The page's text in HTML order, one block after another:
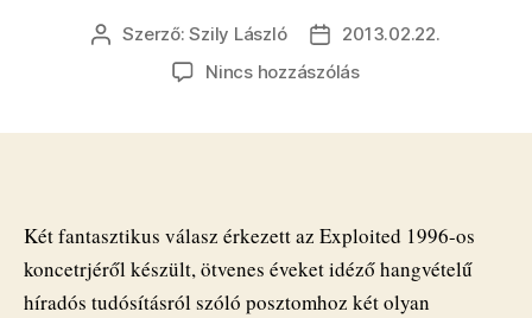
Bejegyzés
Szerző:Szily László
Bejegyzés
dátuma
2013.02.22.
Nincs hozzászólása(z)
az
Exploited
Két fantasztikus válasz érkezett az Exploited 1996-os
koncetrjéről készült, ötvenes éveket idéző hangvételű
híradós tudósításról szóló posztomhoz két olyan